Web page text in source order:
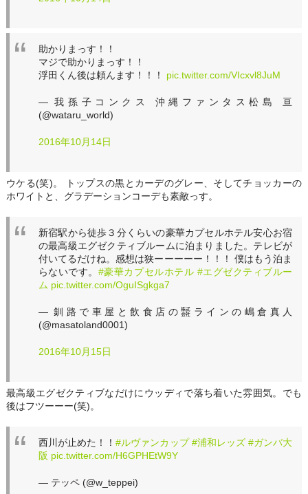
助かりまっす！！
マジで助かりまっす！！
浮田くん後は頼んます！！！ pic.twitter.com/VIcxvl8JuM
— 我孫子コンクス 沖縄ファンタス松島 亘
(@wataru_world)
2016年10月14日
ウケる(笑)。 トップスの黒とカーデのグレー、そしてチョッカーの
ホワイトと、グラデーションコーデも素敵っす。
新宿駅から徒歩３分くらいの豪華カプセルホテル安心お宿
の最高級エグゼクティブルームに泊まりました。テレビが
付いてるだけね。感想は狭ーーーーー！！！ 僕はもう泊ま
らないです。 #豪華カプセルホテル #エグゼクティブルー
ム pic.twitter.com/OguISgkga7
— 釧路で車屋と飲食店の㍿ラインの嶋倉真人
(@masatoland0001)
2016年10月15日
最高級エグゼクティブなだけにウッディで落ち着いた雰囲気。でも
後はフツーーー(笑)。
西川が止めた！！#ルヴァンカップ #浦和レッズ #ガンバ大
阪 pic.twitter.com/H6GPHEtW9Y
— テッペ (@w_teppei)